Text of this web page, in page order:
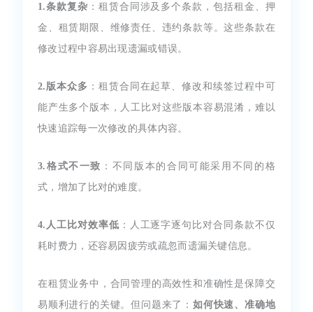
1.条款复杂 ：租赁合同涉及多个条款，包括租金、押
金、租赁期限、维修责任、违约条款等。这些条款在
修改过程中容易出现遗漏或错误。
2.版本众多 ：租赁合同在起草、修改和续签过程中可
能产生多个版本，人工比对这些版本容易混淆，难以
快速追踪每一次修改的具体内容。
3.格式不一致 ：不同版本的合同可能采用不同的格
式，增加了比对的难度。
4.人工比对效率低 ：人工逐字逐句比对合同条款不仅
耗时费力，还容易因疲劳或疏忽而遗漏关键信息。
在租赁业务中，合同管理的高效性和准确性是保障交
易顺利进行的关键。但问题来了：如何快速、准确地